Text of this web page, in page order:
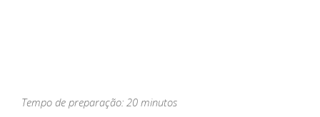
Tempo de preparação: 20 minutos